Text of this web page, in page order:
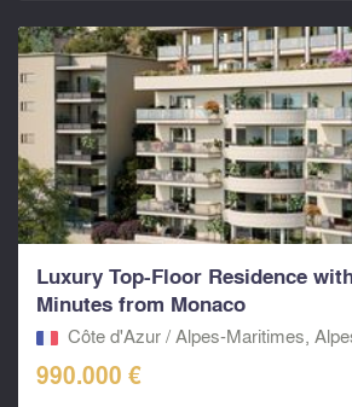
Luxury Top-Floor Residence
Minutes from Monaco
Côte d'Azur / Alpes-Maritimes,
990.000 €